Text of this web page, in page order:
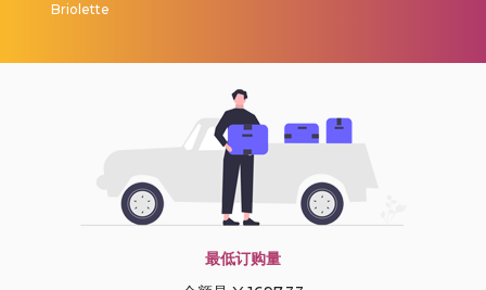
Briolette
最低订购量